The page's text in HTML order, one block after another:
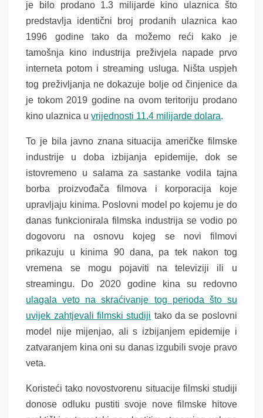
je bilo prodano 1.3 milijarde kino ulaznica što
predstavlja identični broj prodanih ulaznica kao
1996 godine tako da možemo reći kako je
tamošnja kino industrija preživjela napade prvo
interneta potom i streaming usluga. Ništa uspjeh
tog preživljanja ne dokazuje bolje od činjenice da
je tokom 2019 godine na ovom teritoriju prodano
kino ulaznica uvrijednosti 11.4 milijarde dolara.
To je bila javno znana situacija američke filmske
industrije u doba izbijanja epidemije, dok se
istovremeno u salama za sastanke vodila tajna
borba proizvođača filmova i korporacija koje
upravljaju kinima. Poslovni model po kojemu je do
danas funkcionirala filmska industrija se vodio po
dogovoru na osnovu kojeg se novi filmovi
prikazuju u kinima 90 dana, pa tek nakon tog
vremena se mogu pojaviti na televiziji ili u
streamingu. Do 2020 godine kina su redovno
ulagala veto na skraćivanje tog perioda što su
uvijek zahtjevali filmski studiji tako da se poslovni
model nije mijenjao, ali s izbijanjem epidemije i
zatvaranjem kina oni su danas izgubili svoje pravo
veta.
Koristeći tako novostvorenu situacije filmski studiji
donose odluku pustiti svoje nove filmske hitove